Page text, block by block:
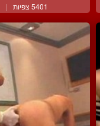
5401 צפיות |